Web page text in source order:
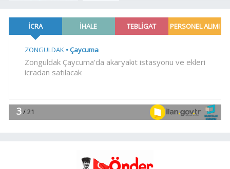
operasyonda 253 kilo esrar ele
geçirildi
18:06İzmir Karabağlar Meclisi'nde
17:51